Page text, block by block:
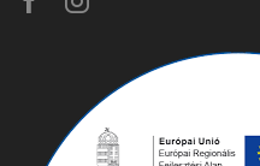
FacebookInstagram